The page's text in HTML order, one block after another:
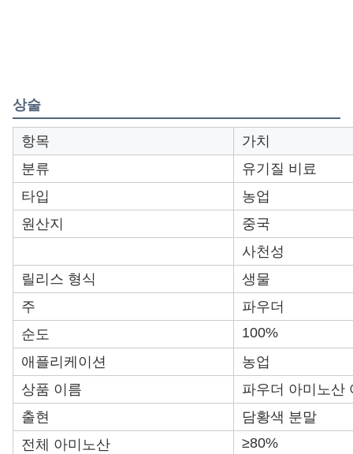
상술
항목
가치
분류
유기질 비료
타입
농업
원산지
중국
사천성
릴리스 형식
생물
주
파우더
순도
100%
애플리케이션
농업
상품 이름
파우더 아미노산
출현
담황색 분말
전체 아미노산
≥80%